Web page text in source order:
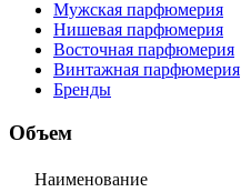
Мужская парфюмерия
Нишевая парфюмерия
Восточная парфюмерия
Винтажная парфюмерия
Бренды
Объем
Наименование